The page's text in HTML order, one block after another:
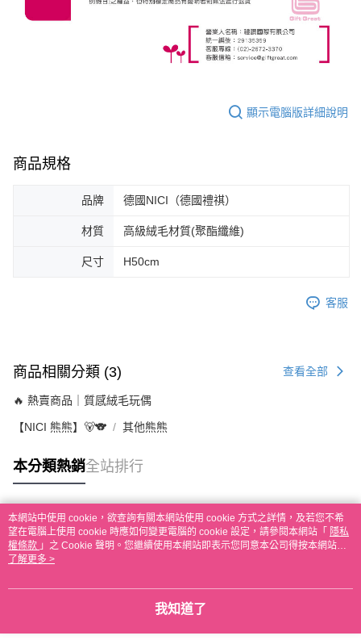
顯示電腦版詳細說明
商品規格
品牌 德國NICI（德國禮祺）
材質 高級絨毛材質(聚酯纖維)
尺寸 H50cm
客服
商品相關分類 (3) 查看全部
🔥 熱賣商品｜質感絨毛玩偶
【NICI 熊熊】🐻🐨 其他熊熊
本分類熱銷全站排行
熱門標籤
本網站中使用 cookie，欲查詢有關本網站使用 cookie 方式之詳情，及若您不希
望在電腦上使用 cookie 時應如何變更電腦的 cookie 設定，請參閱本網站「 隱私
權條款 」之 Cookie 聲明。您繼續使用本網站即表示您同意本公司得按本網站使
用條款之 Cookie 聲明使用 cookie。
了解更多 >
我知道了